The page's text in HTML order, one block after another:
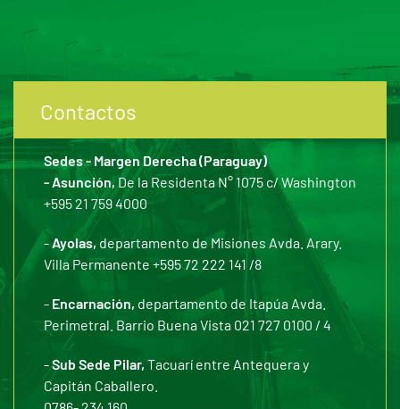
Contactos
Sedes - Margen Derecha (Paraguay)
- Asunción,De la Residenta N° 1075 c/ Washington
+595 21 759 4000
- Ayolas, departamento de Misiones Avda. Arary.
Villa Permanente +595 72 222 141 /8
- Encarnación, departamento de Itapúa Avda.
Perimetral. Barrio Buena Vista 021 727 0100 / 4
-Sub Sede Pilar, Tacuarí entre Antequera y
Capitán Caballero.